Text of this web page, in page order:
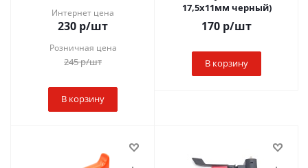
Интернет цена
230 р/шт
Розничная цена
245р/шт
В корзину
17,5х11мм черный)
170 р/шт
В корзину